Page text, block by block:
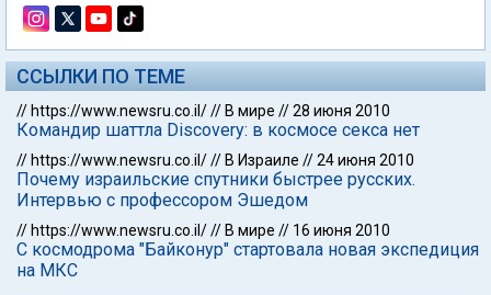
ССЫЛКИ ПО ТЕМЕ
// https://www.newsru.co.il/// В мире //28 июня 2010
Командир шаттла Discovery: в космосе секса нет
// https://www.newsru.co.il/// В Израиле //24 июня 2010
Почему израильские спутники быстрее русских.
Интервью с профессором Эшедом
// https://www.newsru.co.il/// В мире // 16 июня 2010
С космодрома "Байконур" стартовала новая экспедиция
на МКС